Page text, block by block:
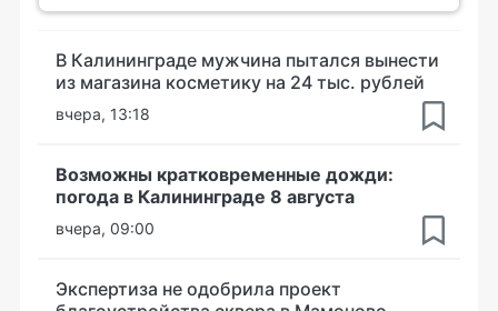
В Калининграде мужчина пытался вынести
из магазина косметику на 24 тыс. рублей
вчера, 13:18
Возможны кратковременные дожди:
погода в Калининграде 8 августа
вчера, 09:00
Экспертиза не одобрила проект